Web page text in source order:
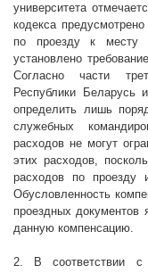
университета
кодекса
по проезду к месту
установлено
Согласно части
Республики Беларусь
определить лишь
служебных
расходов не могут
этих расходов,
расходов по проезду
Обусловленность
проездных документов
данную компенсацию.
2. В соответствии с